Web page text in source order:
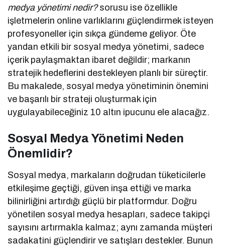
medya yönetimi nedir?sorusu ise özellikle
işletmelerin online varlıklarını güçlendirmek isteyen
profesyoneller için sıkça gündeme geliyor. Öte
yandan etkili bir sosyal medya yönetimi, sadece
içerik paylaşmaktan ibaret değildir; markanın
stratejik hedeflerini destekleyen planlı bir süreçtir.
Bu makalede, sosyal medya yönetiminin önemini
ve başarılı bir strateji oluşturmak için
uygulayabileceğiniz 10 altın ipucunu ele alacağız.
Sosyal Medya Yönetimi Neden
Önemlidir?
Sosyal medya, markaların doğrudan tüketicilerle
etkileşime geçtiği, güven inşa ettiği ve marka
bilinirliğini artırdığı güçlü bir platformdur. Doğru
yönetilen sosyal medya hesapları, sadece takipçi
sayısını artırmakla kalmaz; aynı zamanda müşteri
sadakatini güçlendirir ve satışları destekler. Bunun